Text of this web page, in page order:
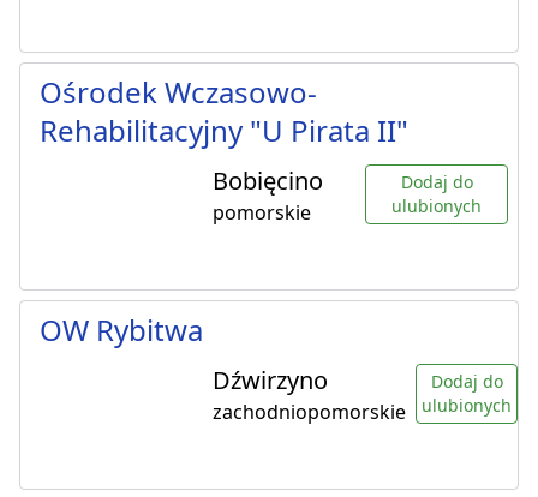
Ośrodek Wczasowo-
Rehabilitacyjny "U Pirata II"
Bobięcino
pomorskie
Dodaj do
ulubionych
OW Rybitwa
Dźwirzyno
zachodniopomorskie
Dodaj do
ulubionych